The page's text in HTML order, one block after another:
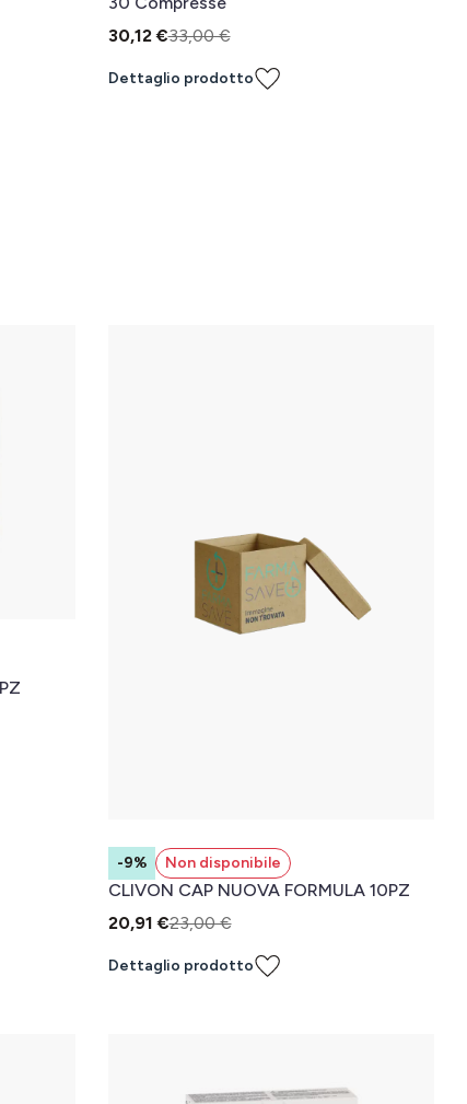
30,12 €33,00 €
Dettaglio prodotto
-9% Non disponibile
CLIVON CAP NUOVA FORMULA 10PZ
20,91 €23,00 €
Dettaglio prodotto